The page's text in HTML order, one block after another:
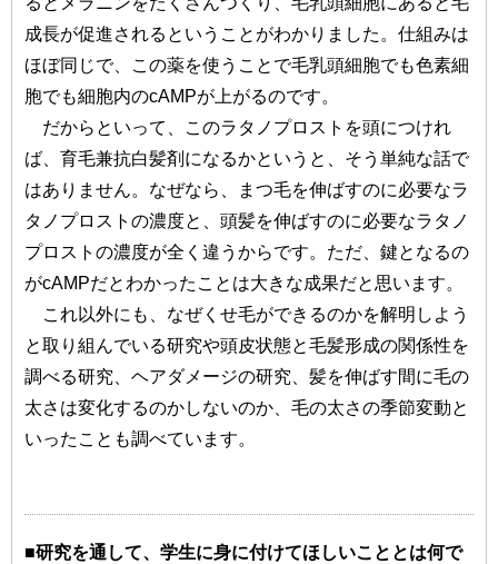
成長が促進されるということがわかりました。仕組みは
ほぼ同じで、この薬を使うことで毛乳頭細胞でも色素細
胞でも細胞内のcAMPが上がるのです。
だからといって、このラタノプロストを頭につけれ
ば、育毛兼抗白髪剤になるかというと、そう単純な話で
はありません。なぜなら、まつ毛を伸ばすのに必要なラ
タノプロストの濃度と、頭髪を伸ばすのに必要なラタノ
プロストの濃度が全く違うからです。ただ、鍵となるの
がcAMPだとわかったことは大きな成果だと思います。
これ以外にも、なぜくせ毛ができるのかを解明しよう
と取り組んでいる研究や頭皮状態と毛髪形成の関係性を
調べる研究、ヘアダメージの研究、髪を伸ばす間に毛の
太さは変化するのかしないのか、毛の太さの季節変動と
いったことも調べています。
■研究を通して、学生に身に付けてほしいこととは何で